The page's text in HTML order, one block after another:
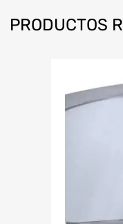
PRODUCTOS